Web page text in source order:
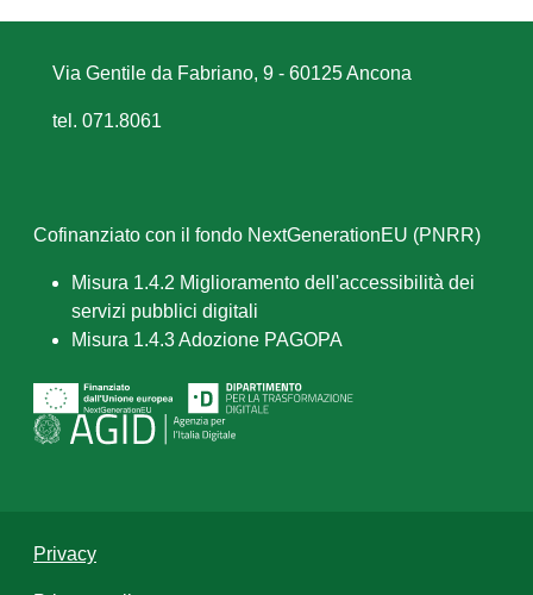
Via Gentile da Fabriano, 9 - 60125 Ancona
tel. 071.8061
Cofinanziato con il fondo NextGenerationEU (PNRR)
Misura 1.4.2 Miglioramento dell'accessibilità dei
servizi pubblici digitali
Misura 1.4.3 Adozione PAGOPA
Privacy